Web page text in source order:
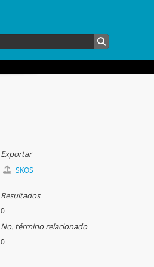
Exportar
SKOS
Resultados
0
No. término relacionado
0